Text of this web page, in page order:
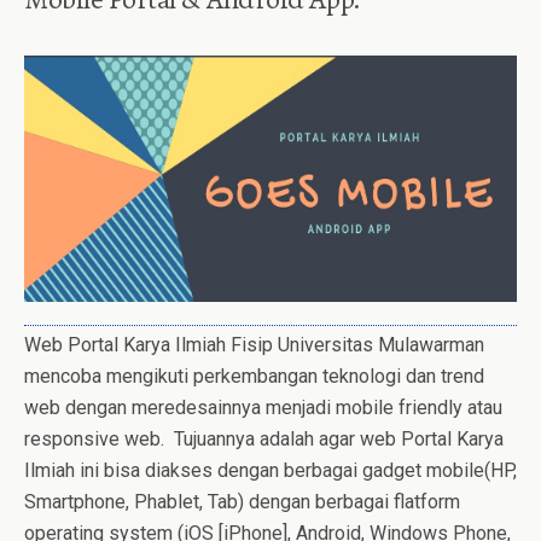
Muhuran Kecamatan Kota Bangun (Susan
Novithasari)
Implementasi Peraturan Daerah
Kabupaten Penajam Paser Utara Nomor 4
Tahun 2021 Tentang Pengelolaan Sampah
Di Kecamatan Penajam (Rini Warniati)
KONSTRUKSI SOSIAL MAHASISWA
PERANTAU SUKU TORAJA DALAM
MEMPERTAHANKAN IDENTITAS
Kasus Pada Mahasiswa Perantau Suku
Toraja Asal Desa Telemow) (Roy
Ferdinand)
PERAN AKSI MARI GERAK (MAGER)
SEBAGAI AKTOR NON-NEGARA DALAM
MENANGANI ISU LINGKUNGAN (Noor
Maulida Sholeha)
Web Portal Karya Ilmiah Fisip Universitas Mulawarman
mencoba mengikuti perkembangan teknologi dan trend
web dengan meredesainnya menjadi mobile friendly atau
responsive web. Tujuannya adalah agar web Portal Karya
Ilmiah ini bisa diakses dengan berbagai gadget mobile(HP,
Smartphone, Phablet, Tab) dengan berbagai flatform
operating system (iOS [iPhone], Android, Windows Phone,